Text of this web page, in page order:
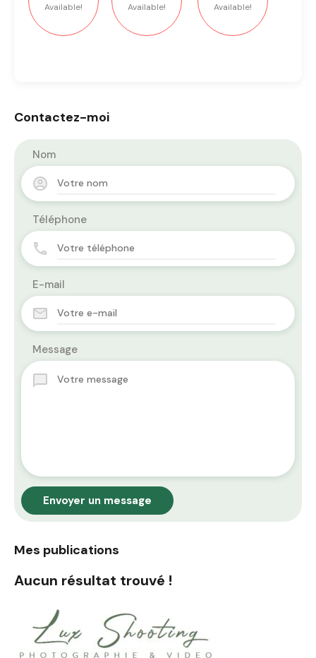
Available!
Available!
Available!
Contactez-moi
Nom
Téléphone
E-mail
Message
Envoyer un message
Mes publications
Aucun résultat trouvé !